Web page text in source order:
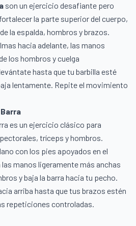
son un ejercicio desafiante pero
la parte superior del cuerpo,
la espalda, hombros y brazos.
hacia adelante, las manos
los hombros y cuelga
hasta que tu barbilla esté
lentamente. Repite el movimiento
es un ejercicio clásico para
tríceps y hombros.
con los pies apoyados en el
las manos ligeramente más anchas
y baja la barra hacia tu pecho.
arriba hasta que tus brazos estén
repeticiones controladas.